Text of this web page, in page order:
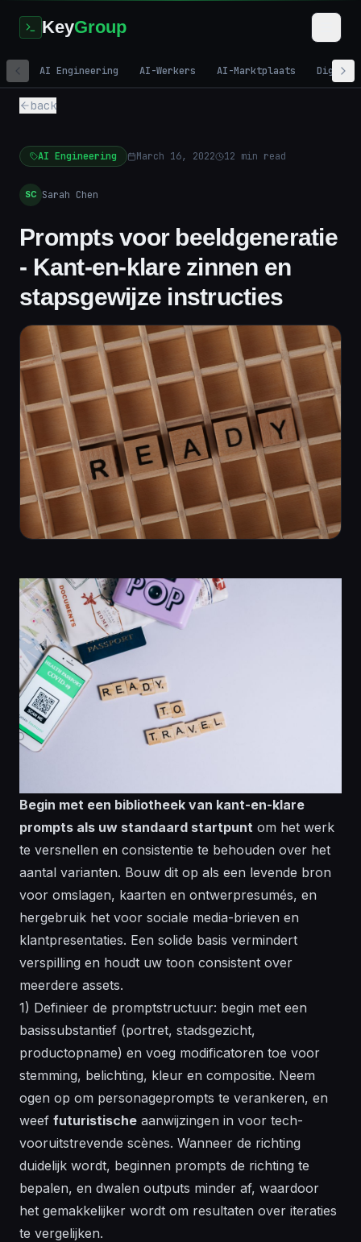
KeyGroup
AI Engineering AI-Werkers AI-Marktplaats
back
AI Engineering March 16, 2022 12 min read
SC Sarah Chen
Prompts voor beeldgeneratie
- Kant-en-klare zinnen en
stapsgewijze instructies
Begin met een bibliotheek van kant-en-klare
prompts als uw standaard startpunt om het werk
te versnellen en consistentie te behouden over het
aantal varianten. Bouw dit op als een levende bron
voor omslagen, kaarten en ontwerpresumés, en
hergebruik het voor sociale media-brieven en
klantpresentaties. Een solide basis vermindert
verspilling en houdt uw toon consistent over
meerdere assets.
1) Definieer de promptstructuur: begin met een
basissubstantief (portret, stadsgezicht,
productopname) en voeg modificatoren toe voor
stemming, belichting, kleur en compositie. Neem
ogen op om personageprompts te verankeren, en
weef futuristische aanwijzingen in voor tech-
vooruitstrevende scènes. Wanneer de richting
duidelijk wordt, beginnen prompts de richting te
bepalen, en dwalen outputs minder af, waardoor
het gemakkelijker wordt om resultaten over iteraties
te vergelijken.